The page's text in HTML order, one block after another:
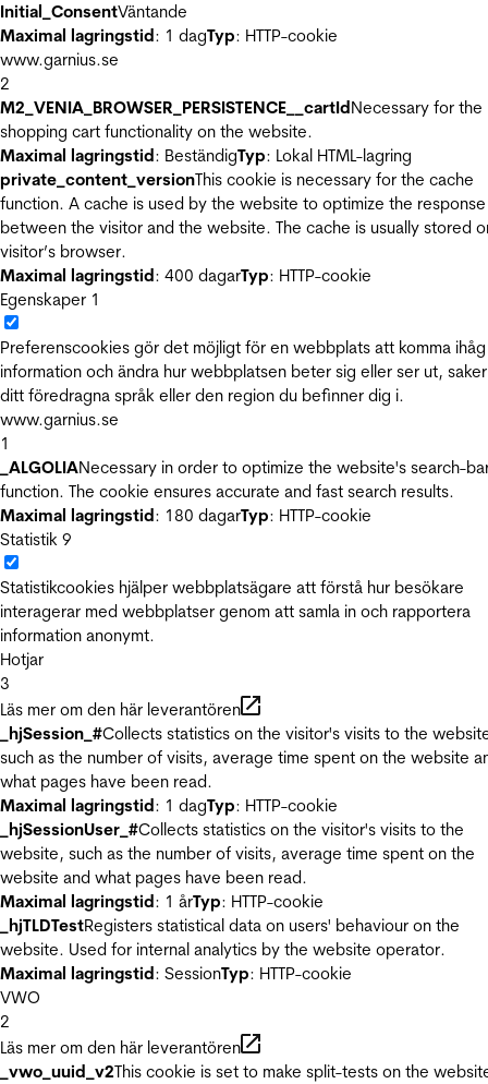
Initial_ConsentVäntande
Maximal lagringstid: 1 dagTyp: HTTP-cookie
www.garnius.se
2
M2_VENIA_BROWSER_PERSISTENCE__cartIdNecessary for the
shopping cart functionality on the website.
Maximal lagringstid: BeständigTyp: Lokal HTML-lagring
private_content_versionThis cookie is necessary for the cache
function. A cache is used by the website to optimize the
between the visitor and the website. The cache is usually stored
visitor’s browser.
Maximal lagringstid: 400 dagarTyp: HTTP-cookie
Egenskaper 1
Preferenscookies gör det möjligt för en webbplats att komma ihåg
information och ändra hur webbplatsen beter sig eller ser ut,
ditt föredragna språk eller den region du befinner dig i.
www.garnius.se
1
_ALGOLIANecessary in order to optimize the website's search-
function. The cookie ensures accurate and fast search results.
Maximal lagringstid: 180 dagarTyp: HTTP-cookie
Statistik 9
Statistikcookies hjälper webbplatsägare att förstå hur besökare
interagerar med webbplatser genom att samla in och rapportera
information anonymt.
Hotjar
3
Läs mer om den här leverantören
_hjSession_#Collects statistics on the visitor's visits to the
such as the number of visits, average time spent on the website
what pages have been read.
Maximal lagringstid: 1 dagTyp: HTTP-cookie
_hjSessionUser_#Collects statistics on the visitor's visits to the
website, such as the number of visits, average time spent on the
website and what pages have been read.
Maximal lagringstid: 1 årTyp: HTTP-cookie
_hjTLDTestRegisters statistical data on users' behaviour on the
website. Used for internal analytics by the website operator.
Maximal lagringstid: SessionTyp: HTTP-cookie
VWO
2
Läs mer om den här leverantören
_vwo_uuid_v2This cookie is set to make split-tests on the